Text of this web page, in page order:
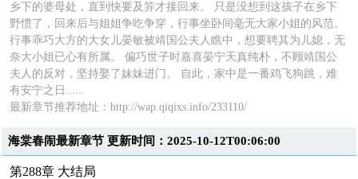
乡下的婆母处，直到快要及笄才接回来。 只是没想到这孩子在乡下
野惯了，回来后与姐姐争吃争穿，行事坐卧间毫无大家小姐的风范。
行事乖巧大方的大女儿晏敏被靖国公夫人瞧中，想要聘其为儿媳，无
奈大小姐已心有所属。 偏巧世子时嘉喜晏宁天真纯朴，不顾靖国公
夫人的反对，坚持娶了妹妹进门。 自此，家中是一番鸡飞狗跳，难
有安宁之日......
最新章节推荐地址：http://wap.qiqixs.info/233110/
海棠春闹最新章节 更新时间：2025-10-12T00:06:00
第288章 大结局